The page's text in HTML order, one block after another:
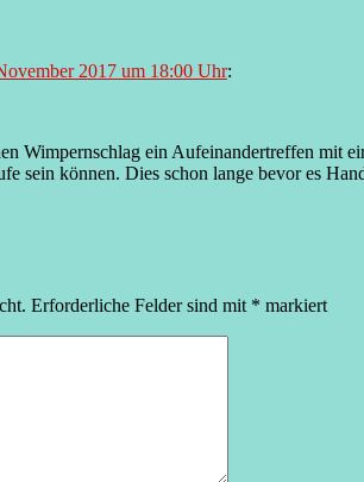
2017 um 18:00 Uhr:
Wimpernschlag ein Aufeinandertreffen
sein können. Dies schon lange bevor es
Erforderliche Felder sind mit * markiert